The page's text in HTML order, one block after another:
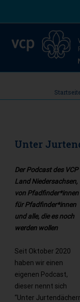
Unter
Der Podcast des VCP
Land Niedersachsen,
von Pfadfinder*innen
für Pfadfinder*innen
und alle, die es noch
werden wollen
Seit Oktober 2020
haben wir einen
eigenen Podcast,
dieser nennt sich
“Unter